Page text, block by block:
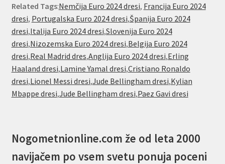
Related Tags:Nemčija Euro 2024 dresi, Francija Euro 2024
dresi, Portugalska Euro 2024 dresi,Španija Euro 2024
dresi,Italija Euro 2024 dresi,Slovenija Euro 2024
dresi,Nizozemska Euro 2024 dresi,Belgija Euro 2024
dresi,Real Madrid dres,Anglija Euro 2024 dresi,Erling
Haaland dresi,Lamine Yamal dresi,Cristiano Ronaldo
dresi,Lionel Messi dresi,Jude Bellingham dresi,Kylian
Mbappe dresi,Jude Bellingham dresi,Paez Gavi dresi
Nogometnionline.com že od leta 2000
navijačem po vsem svetu ponuja poceni